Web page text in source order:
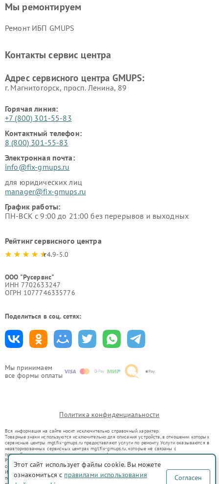
Мы принимаем
все формы оплаты
Мы ремонтируем
Ремонт ИБП GMUPS
Контакты сервис центра
Адрес сервисного центра GMUPS:
г. Магнитогорск, просп. Ленина, 89
Горячая линия:
+7 (800) 301-55-83
Контактный телефон:
8 (800) 301-55-83
Электронная почта:
info@fix-gmups.ru
для юридических лиц
manager@fix-gmups.ru
График работы:
ПН-ВСК с 9:00 до 21:00 без перерывов и выходных
Рейтинг сервисного центра
4.9-5.0
ООО "Русервис"
ИНН 7702633247
ОГРН 1077746335776
Поделиться в соц. сетях:
Политика конфиденциальности
Вся информация на сайте носит исключительно справочный характер.
Товарные знаки используются исключительно для описания устройств, в отношении которых
сервисные центры mgt.fix-gmups.ru предоставляют услуги по ремонту. Услуги оказываются в
неавторизованных сервисных центрах mgt.fix-gmups.ru, которые не связаны с
правообладателями товарных знаков или их официальными представителями.
Ремонт осуществляется для устройств, уже введенных в гражданский оборот в соответствии
со статьей 1487 ГК РФ.
Использование товарных знаков не преследует цели индивидуализации услуг или введения
потребителей в заблуждение, а служит для информирования о предоставляемых услугах по
Этот сайт использует файлы cookie. Вы можете
ознакомиться с правилами использования
Согласен